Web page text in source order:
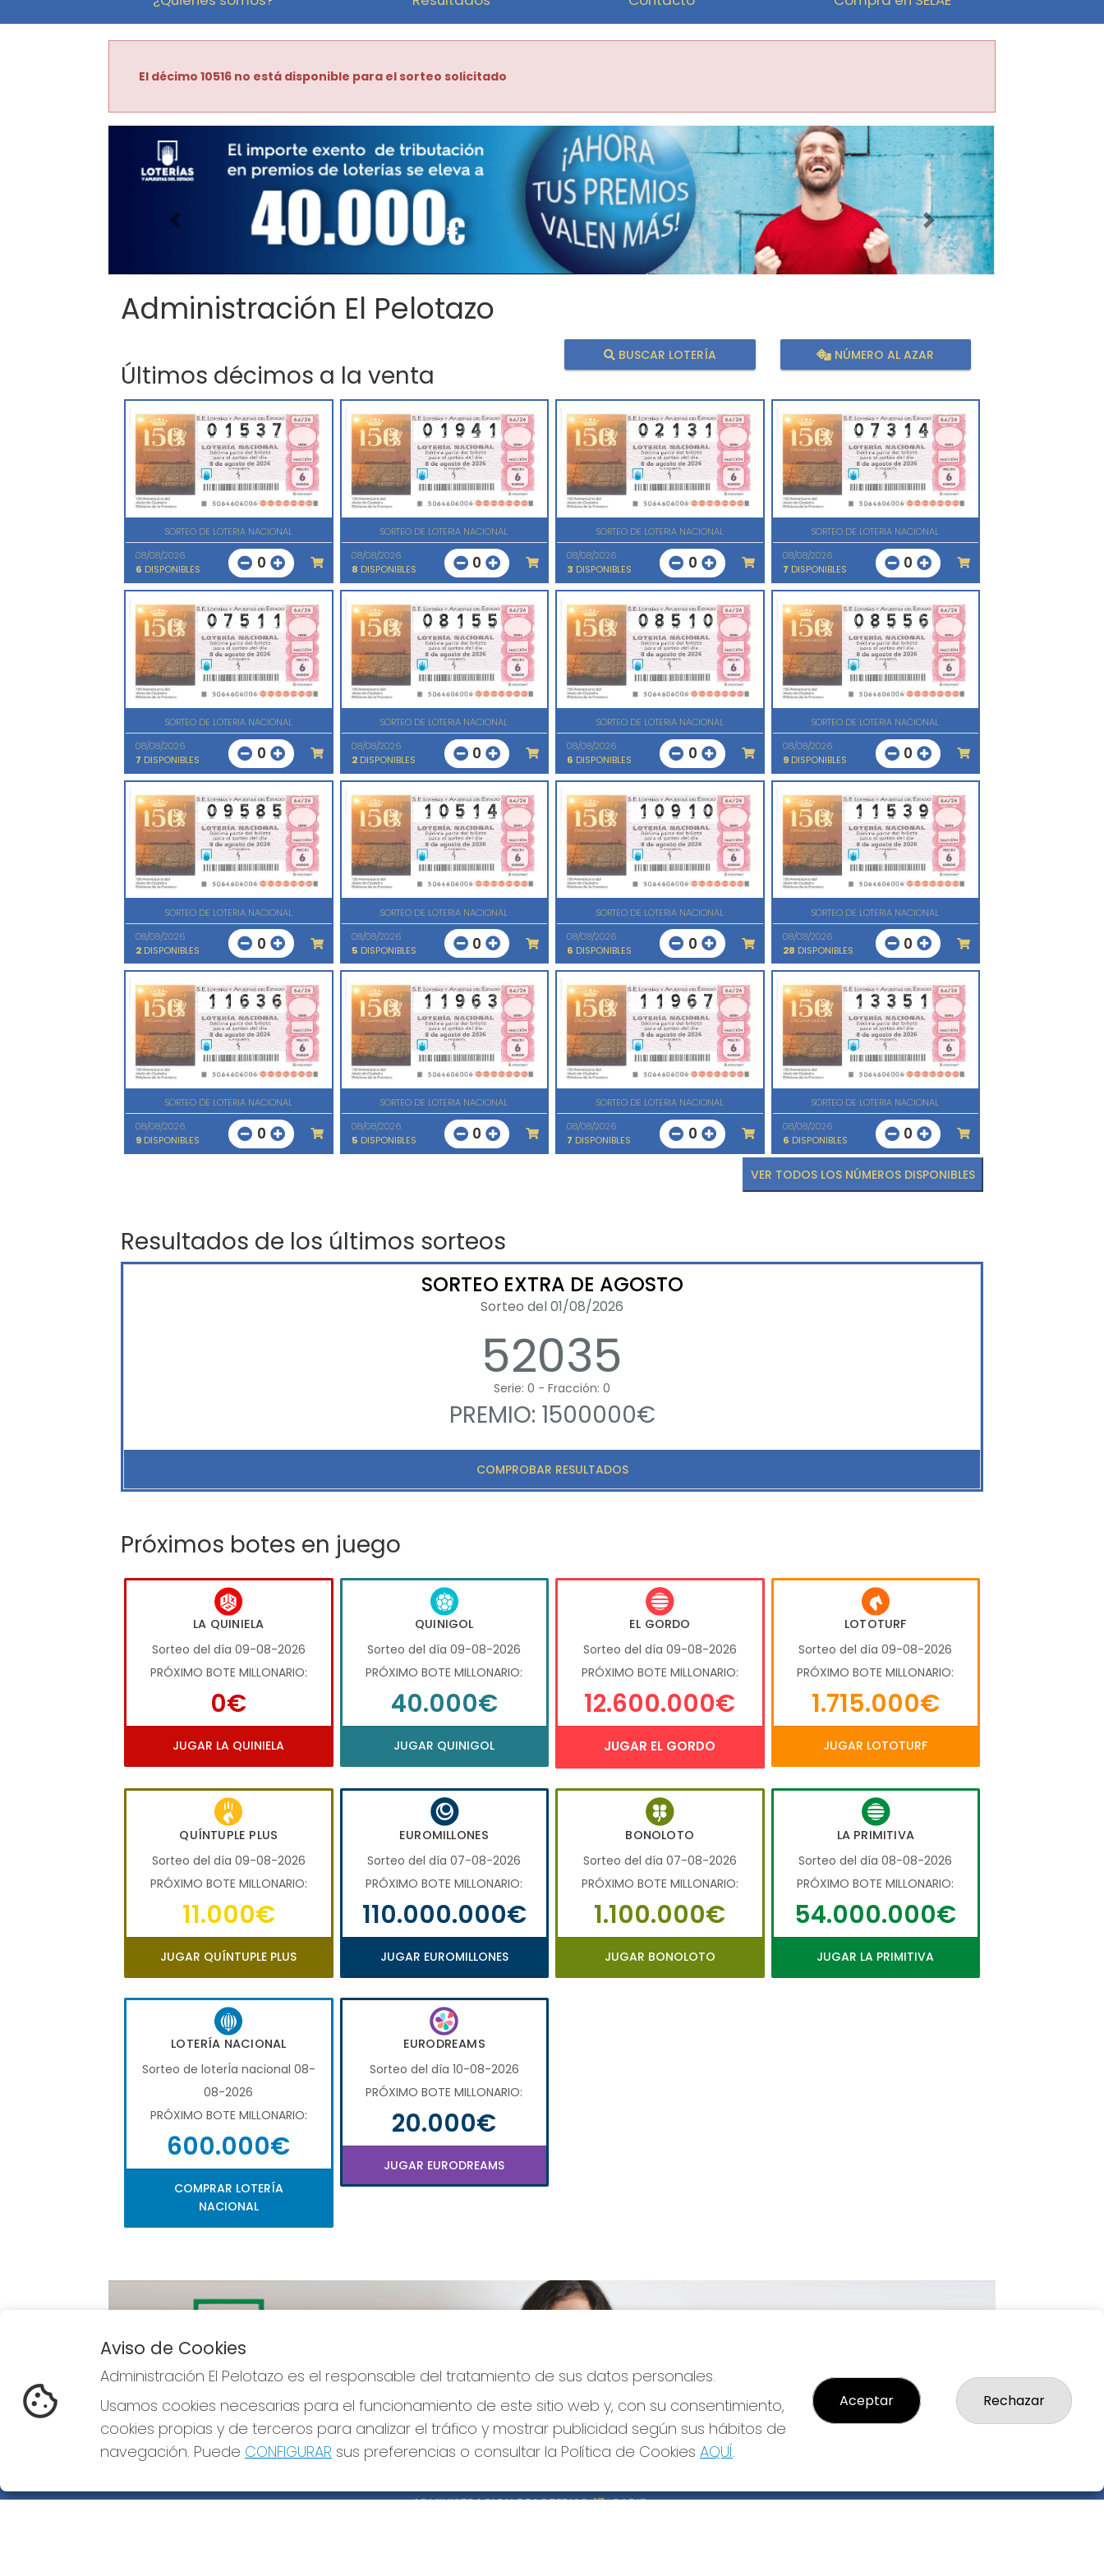
El décimo 10516 no está disponible para el sorteo solicitado
Imagen anterior Imagen siguiente
Administración El Pelotazo
Últimos décimos a la venta
BUSCAR LOTERÍA NÚMERO AL AZAR
SORTEO DE LOTERIA NACIONAL
08/08/2026
6 DISPONIBLES 0
SORTEO DE LOTERIA NACIONAL
08/08/2026
8 DISPONIBLES 0
SORTEO DE LOTERIA NACIONAL
08/08/2026
3 DISPONIBLES 0
SORTEO DE LOTERIA NACIONAL
08/08/2026
7 DISPONIBLES 0
SORTEO DE LOTERIA NACIONAL
08/08/2026
7 DISPONIBLES 0
SORTEO DE LOTERIA NACIONAL
08/08/2026
2DISPONIBLES 0
SORTEO DE LOTERIA NACIONAL
08/08/2026
6 DISPONIBLES 0
SORTEO DE LOTERIA NACIONAL
08/08/2026
9DISPONIBLES 0
SORTEO DE LOTERIA NACIONAL
08/08/2026
2 DISPONIBLES 0
SORTEO DE LOTERIA NACIONAL
08/08/2026
5 DISPONIBLES 0
SORTEO DE LOTERIA NACIONAL
08/08/2026
6 DISPONIBLES 0
SORTEO DE LOTERIA NACIONAL
08/08/2026
28 DISPONIBLES 0
SORTEO DE LOTERIA NACIONAL
08/08/2026
9 DISPONIBLES 0
SORTEO DE LOTERIA NACIONAL
08/08/2026
5 DISPONIBLES 0
SORTEO DE LOTERIA NACIONAL
08/08/2026
7 DISPONIBLES 0
SORTEO DE LOTERIA NACIONAL
08/08/2026
6 DISPONIBLES 0
VER TODOS LOS NÚMEROS DISPONIBLES
Resultados de los últimos sorteos
SORTEO EXTRA DE AGOSTO
Sorteo del 01/08/2026
52035
Serie: 0 - Fracción: 0
PREMIO: 1500000€
COMPROBAR RESULTADOS
Próximos botes en juego
LA QUINIELA
Sorteo del día 09-08-2026
PRÓXIMO BOTE MILLONARIO:
0€
JUGAR LA QUINIELA
QUINIGOL
Sorteo del día 09-08-2026
PRÓXIMO BOTE MILLONARIO:
40.000€
JUGAR QUINIGOL
EL GORDO
Sorteo del día 09-08-2026
PRÓXIMO BOTE MILLONARIO:
12.600.000€
JUGAR EL GORDO
LOTOTURF
Sorteo del día 09-08-2026
PRÓXIMO BOTE MILLONARIO:
1.715.000€
JUGAR LOTOTURF
QUÍNTUPLE PLUS
Sorteo del día 09-08-2026
PRÓXIMO BOTE MILLONARIO:
11.000€
JUGAR QUÍNTUPLE PLUS
EUROMILLONES
Sorteo del día 07-08-2026
PRÓXIMO BOTE MILLONARIO:
110.000.000€
JUGAR EUROMILLONES
BONOLOTO
Sorteo del día 07-08-2026
PRÓXIMO BOTE MILLONARIO:
1.100.000€
JUGAR BONOLOTO
LA PRIMITIVA
Sorteo del día 08-08-2026
PRÓXIMO BOTE MILLONARIO:
54.000.000€
JUGAR LA PRIMITIVA
LOTERÍA NACIONAL
Sorteo de loterÍa nacional 08-
08-2026
PRÓXIMO BOTE MILLONARIO:
600.000€
COMPRAR LOTERÍA
NACIONAL
EURODREAMS
Sorteo del día 10-08-2026
PRÓXIMO BOTE MILLONARIO:
20.000€
JUGAR EURODREAMS
Imagen anterior Imagen siguiente
ADMINISTRACION DE LOTERIAS: 17-CADIZ -
Aviso de Cookies
Administración El Pelotazo es el responsable del tratamiento de sus datos personales.
Usamos cookies necesarias para el funcionamiento de este sitio web y, con su consentimiento,
cookies propias y de terceros para analizar el tráfico y mostrar publicidad según sus hábitos de
navegación. Puede CONFIGURAR sus preferencias o consultar la Política de Cookies AQUÍ.
Aceptar Rechazar